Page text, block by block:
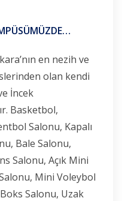
en nezih ve
olan kendi
İncek
Basketbol,
Salonu, Kapalı
Bale Salonu,
Salonu, Açık Mini
Mini Voleybol
Salonu, Uzak